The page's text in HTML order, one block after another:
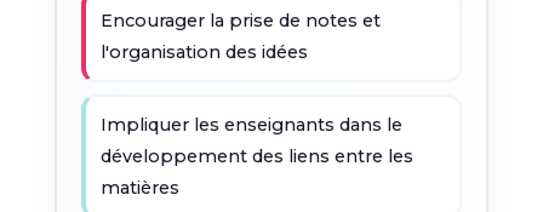
Encourager la prise de notes et
l'organisation des idées
Impliquer les enseignants dans le
développement des liens entre les
matières